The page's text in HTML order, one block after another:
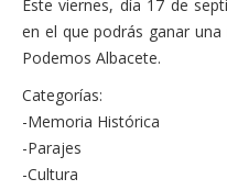
Actas Asamblea
Contacto
Financiación
Participa con Podemos en
Este viernes, día 17 de
en el que podrás ganar
Podemos Albacete.
Categorías:
-Memoria Histórica
-Parajes
-Cultura